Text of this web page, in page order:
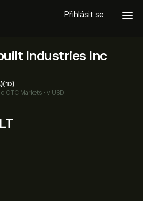
Přihlásit se
Industries Inc
(1D)
OTC Markets • v USD